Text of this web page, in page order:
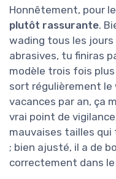
Honnêtement, pour
plutôt rassurante.
wading tous les
abrasives, tu finiras
modèle trois fois plus
sort régulièrement
vacances par an, ça
vrai point de
mauvaises tailles
; bien ajusté, il a de
correctement dans